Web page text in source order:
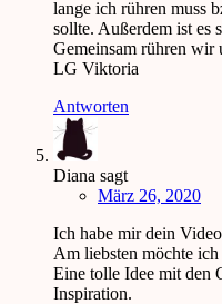
lange ich rühren muss
sollte. Außerdem ist es
Gemeinsam rühren wir
LG Viktoria
Antworten
Diana sagt
März 26, 2020
Ich habe mir dein
Am liebsten möchte
Eine tolle Idee mit den
Inspiration.